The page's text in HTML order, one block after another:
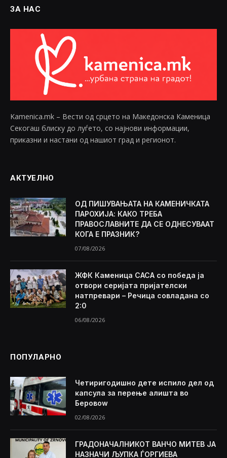
ЗА НАС
Kamenica.mk – Вести од срцето на Македонска Каменица
Секогаш блиску до луѓето, со најнови информации,
приказни и настани од нашиот град и регионот.
АКТУЕЛНО
ОД ПИШУВАЊАТА НА КАМЕНИЧКАТА
ПАРОХИЈА: КАКО ТРЕБА
ПРАВОСЛАВНИТЕ ДА СЕ ОДНЕСУВААТ
КОГА Е ПРАЗНИК?
07/08/2026
ЖФК Каменица САСА со победа ја
отвори серијата пријателски
натпревари – Речица совладана со
2:0
06/08/2026
ПОПУЛАРНО
Четиригодишно дете испило дел од
капсула за перење алишта во
Беровоw
02/08/2026
ГРАДОНАЧАЛНИКОТ ВАНЧО МИТЕВ ЈА
НАЗНАЧИ ЉУПКА ЃОРГИЕВА